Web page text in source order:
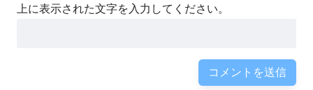
上に表示された文字を入力してください。